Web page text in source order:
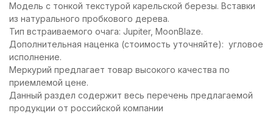
Модель с тонкой текстурой карельской березы. Вставки
из натурального пробкового дерева.
Тип встраиваемого очага: Jupiter, MoonBlaze.
Дополнительная наценка (стоимость уточняйте): угловое
исполнение.
Меркурий предлагает товар высокого качества по
приемлемой цене.
Данный раздел содержит весь перечень предлагаемой
продукции от российской компании